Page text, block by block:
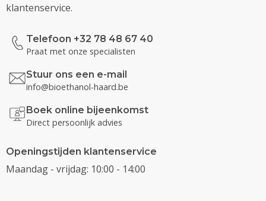
klantenservice.
Telefoon +32 78 48 67 40
Praat met onze specialisten
Stuur ons een e-mail
info@bioethanol-haard.be
Boek online bijeenkomst
Direct persoonlijk advies
Openingstijden klantenservice
Maandag - vrijdag: 10:00 - 14:00